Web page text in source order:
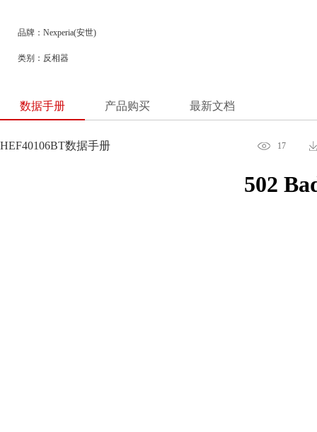
品牌：Nexperia(安世)
类别：反相器
数据手册 产品购买 最新文档
HEF40106BT数据手册 17